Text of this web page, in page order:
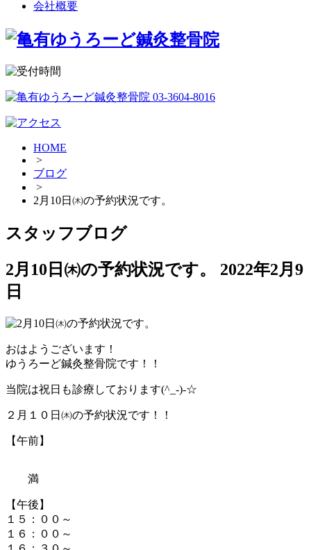
会社概要
HOME
>
ブログ
>
2月10日㈭の予約状況です。
スタッフブログ
2月10日㈭の予約状況です。
2022年2月9
日
おはようございます！
ゆうろーど鍼灸整骨院です！！
当院は祝日も診療しております(^_-)-☆
２月１０日㈭の予約状況です！！
【午前】
満
【午後】
１５：００～
１６：００～